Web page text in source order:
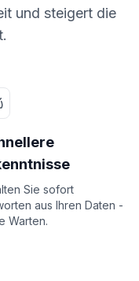
und steigert die
Sie sofort
aus Ihren Daten -
Warten.